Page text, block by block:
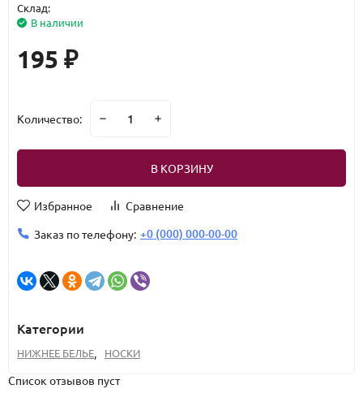
Склад:
В наличии
195 ₽
Количество:
В КОРЗИНУ
Избранное
Сравнение
Заказ по телефону: +0 (000) 000-00-00
Категории
НИЖНЕЕ БЕЛЬЕ, НОСКИ
Список отзывов пуст